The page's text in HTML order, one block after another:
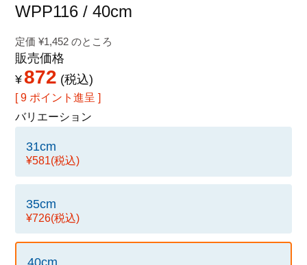
WPP116 / 40cm
定価 ¥1,452 のところ
販売価格
¥ 872 税込
9 ポイント進呈 ]
バリエーション
31cm
¥581(税込)
35cm
¥726(税込)